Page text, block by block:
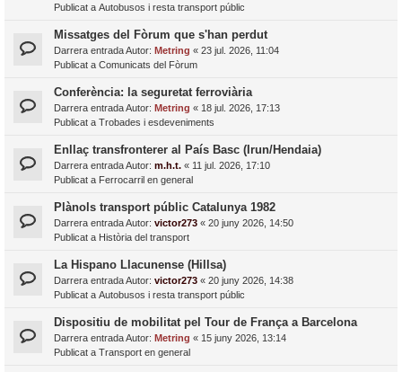
Publicat a Autobusos i resta transport públic
Missatges del Fòrum que s'han perdut
Darrera entrada Autor: Metring « 23 jul. 2026, 11:04
Publicat a Comunicats del Fòrum
Conferència: la seguretat ferroviària
Darrera entrada Autor: Metring « 18 jul. 2026, 17:13
Publicat a Trobades i esdeveniments
Enllaç transfronterer al País Basc (Irun/Hendaia)
Darrera entrada Autor: m.h.t. « 11 jul. 2026, 17:10
Publicat a Ferrocarril en general
Plànols transport públic Catalunya 1982
Darrera entrada Autor: victor273 « 20 juny 2026, 14:50
Publicat a Història del transport
La Hispano Llacunense (Hillsa)
Darrera entrada Autor: victor273 « 20 juny 2026, 14:38
Publicat a Autobusos i resta transport públic
Dispositiu de mobilitat pel Tour de França a Barcelona
Darrera entrada Autor: Metring « 15 juny 2026, 13:14
Publicat a Transport en general